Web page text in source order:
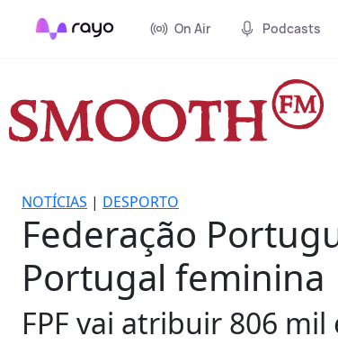
On Air Podcasts
NOTÍCIAS | DESPORTO
Federação
Portugal feminina
FPF vai atribuir 806